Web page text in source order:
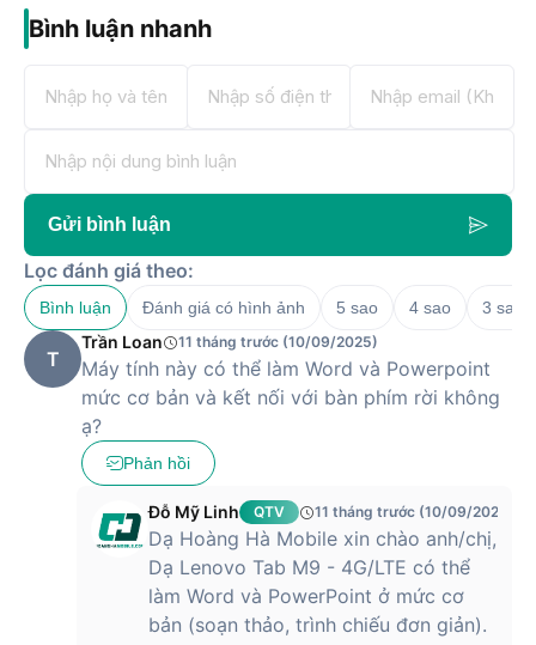
Tính năng
Xóa phông
HDR
Tự động lấy nét
Dung lượng pin
5100 mAh
Hỗ trợ sạc tối đa
10 W
Kích thước, khối
lượng:
Dài 214.43 mm - Ngang 136.76 mm -
Dày 7.9 mm - Nặng 344g
Đánh giá chi tiết các tính năng của
Lenovo Tab M9 - 4G/LTE (4GB/64GB)
Bạn đang tìm kiếm một chiếc tablet vừa có thể phục vụ cho
công việc, vừa đáp ứng nhu cầu giải trí? Lenovo Tab M9 -
4G/LTE có phải là sự lựa chọn hoàn hảo cho bạn? Hãy cùng
chúng tôi khám phá những ưu nhược điểm của chiếc tablet
Bình luận nhanh
Gửi bình luận
Lọc đánh giá theo:
Bình luận Đánh giá có hình ảnh 5 sao 4 sao 3 sao
T
Trần Loan 11 tháng trước (10/09/2025)
Máy tính này có thể làm Word và Powerpoint
mức cơ bản và kết nối với bàn phím rời không
ạ?
Phản hồi
Đỗ Mỹ Linh QTV 11 tháng trước (10/09/2025)
Dạ Hoàng Hà Mobile xin chào anh/chị,
Dạ Lenovo Tab M9 - 4G/LTE có thể
làm Word và PowerPoint ở mức cơ
bản (soạn thảo, trình chiếu đơn giản).